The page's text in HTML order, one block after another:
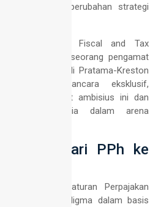
perubahan strategi
Indonesian Fiscal and Tax
) serta seorang pengamat
dan peneliti di Pratama-Kreston
dalam wawancara eksklusif,
di balik target ambisius ini dan
Indonesia dalam arena
Dari PPh ke
Peraturan Perpajakan
paradigma dalam basis